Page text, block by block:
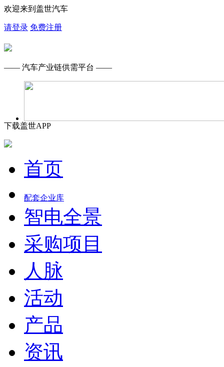
欢迎来到盖世汽车
请登录 免费注册
—— 汽车产业链供需平台 ——
下载盖世APP
首页
配套企业库
智电全景
采购项目
人脉
活动
产品
资讯